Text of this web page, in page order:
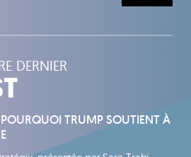
DERNIER
TRUMP SOUTIENT À